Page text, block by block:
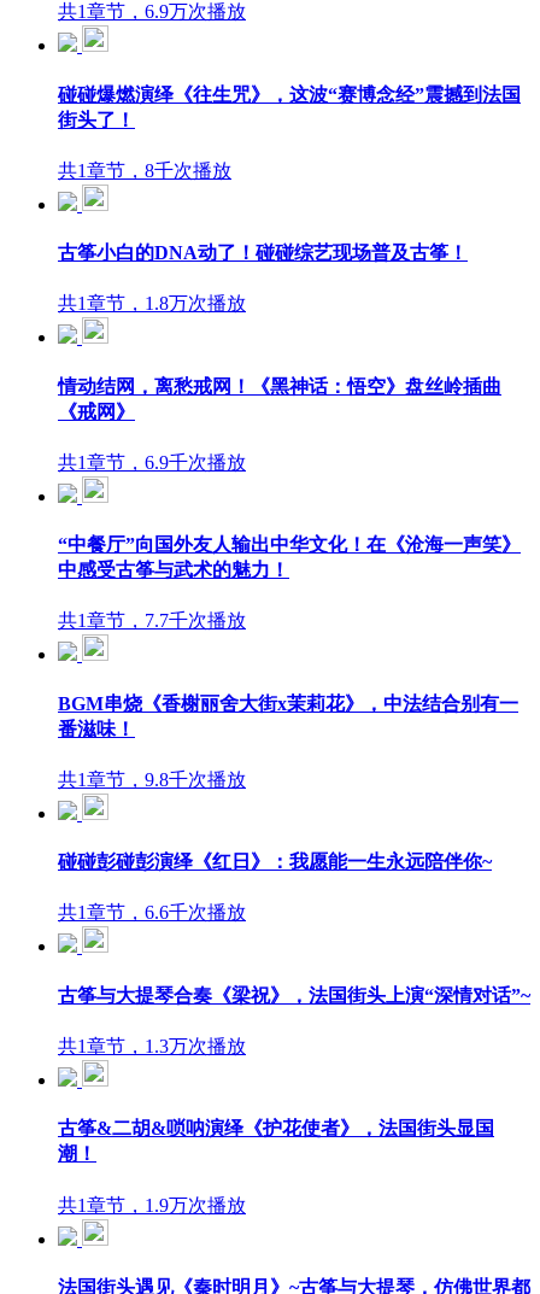
共1章节，6.9万次播放
碰碰爆燃演绎《往生咒》，这波“赛博念经”震撼到法国
街头了！
共1章节，8千次播放
古筝小白的DNA动了！碰碰综艺现场普及古筝！
共1章节，1.8万次播放
情动结网，离愁戒网！《黑神话：悟空》盘丝岭插曲
《戒网》
共1章节，6.9千次播放
“中餐厅”向国外友人输出中华文化！在《沧海一声笑》
中感受古筝与武术的魅力！
共1章节，7.7千次播放
BGM串烧《香榭丽舍大街x茉莉花》，中法结合别有一
番滋味！
共1章节，9.8千次播放
碰碰彭碰彭演绎《红日》：我愿能一生永远陪伴你~
共1章节，6.6千次播放
古筝与大提琴合奏《梁祝》，法国街头上演“深情对话”~
共1章节，1.3万次播放
古筝&二胡&唢呐演绎《护花使者》，法国街头显国
潮！
共1章节，1.9万次播放
法国街头遇见《秦时明月》~古筝与大提琴，仿佛世界都